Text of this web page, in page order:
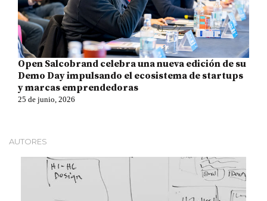
Open Salcobrand celebra una nueva edición de su
Demo Day impulsando el ecosistema de startups
y marcas emprendedoras
25 de junio, 2026
AUTORES